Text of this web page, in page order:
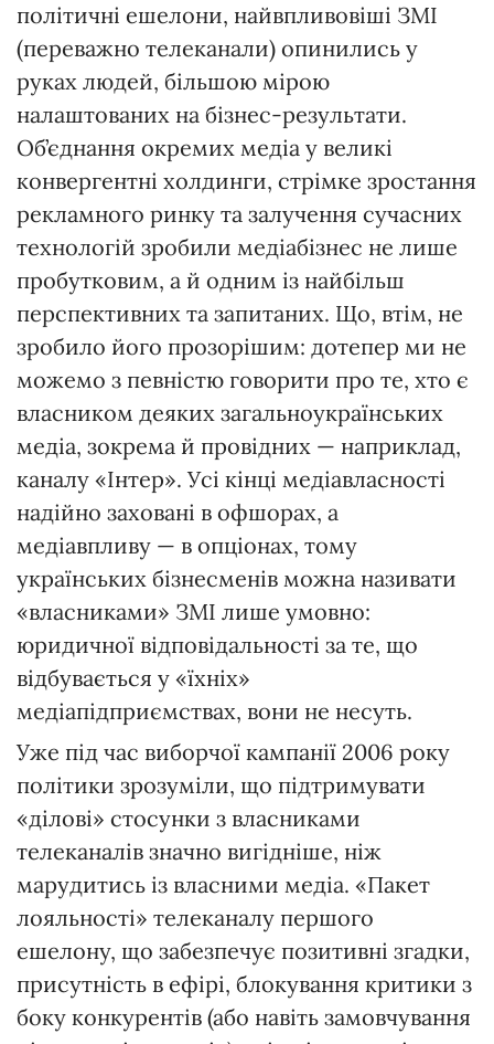
політичні ешелони, най­впливовіші ЗМІ
(переважно телеканали) опинились у
руках людей, більшою мірою
налаштованих на бізнес-результати.
Об’єднання окремих медіа у великі
конвергентні холдинги, стрімке зростання
рекламного ринку та залучення сучасних
технологій зробили медіабізнес не лише
пробутковим, а й одним із найбільш
перспективних та запитаних. Що, втім, не
зробило його прозорішим: дотепер ми не
можемо з певністю говорити про те, хто є
власником деяких загальноукраїнських
медіа, зокрема й провідних — наприклад,
каналу «Інтер». Усі кінці медіавласності
надійно заховані в офшорах, а
медіавпливу — в опціонах, тому
українських бізнесменів можна називати
«власниками» ЗМІ лише умовно:
юридичної відповідальності за те, що
відбувається у «їхніх»
медіапідприємствах, вони не несуть.
Уже під час виборчої кампанії 2006 року
політики зрозуміли, що підтримувати
«ділові» стосунки з власниками
телеканалів значно вигідніше, ніж
марудитись із власними медіа. «Пакет
лояльності» телеканалу першого
ешелону, що забезпечує позитивні згадки,
присутність в ефірі, блокування критики з
боку конкурентів (або навіть замовчування